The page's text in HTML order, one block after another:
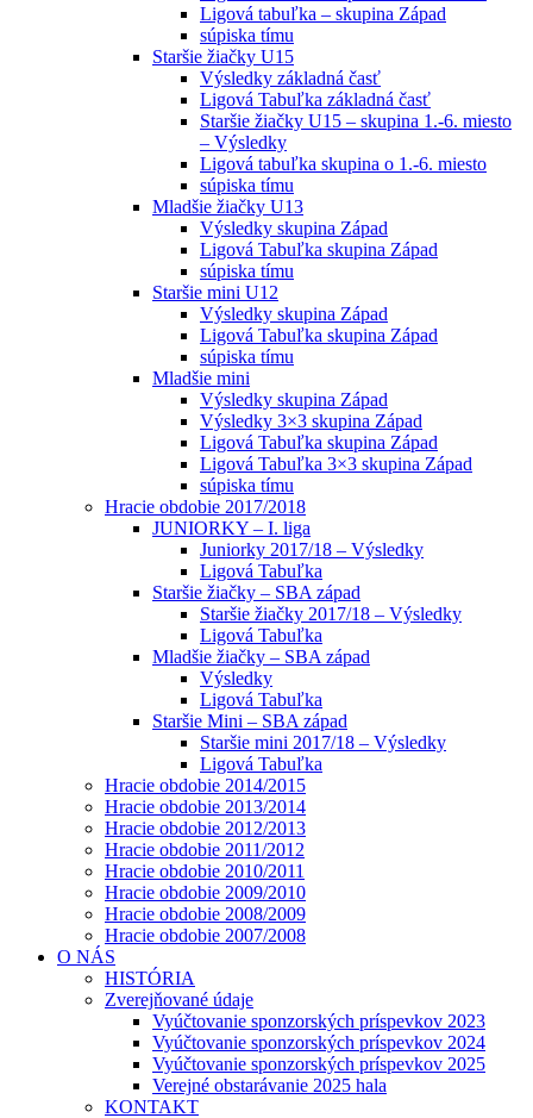
Ligová tabuľka – skupina Západ
súpiska tímu
Staršie žiačky U15
Výsledky základná časť
Ligová Tabuľka základná časť
Staršie žiačky U15 – skupina 1.-6. miesto
– Výsledky
Ligová tabuľka skupina o 1.-6. miesto
súpiska tímu
Mladšie žiačky U13
Výsledky skupina Západ
Ligová Tabuľka skupina Západ
súpiska tímu
Staršie mini U12
Výsledky skupina Západ
Ligová Tabuľka skupina Západ
súpiska tímu
Mladšie mini
Výsledky skupina Západ
Výsledky 3×3 skupina Západ
Ligová Tabuľka skupina Západ
Ligová Tabuľka 3×3 skupina Západ
súpiska tímu
Hracie obdobie 2017/2018
JUNIORKY – I. liga
Juniorky 2017/18 – Výsledky
Ligová Tabuľka
Staršie žiačky – SBA západ
Staršie žiačky 2017/18 – Výsledky
Ligová Tabuľka
Mladšie žiačky – SBA západ
Výsledky
Ligová Tabuľka
Staršie Mini – SBA západ
Staršie mini 2017/18 – Výsledky
Ligová Tabuľka
Hracie obdobie 2014/2015
Hracie obdobie 2013/2014
Hracie obdobie 2012/2013
Hracie obdobie 2011/2012
Hracie obdobie 2010/2011
Hracie obdobie 2009/2010
Hracie obdobie 2008/2009
Hracie obdobie 2007/2008
O NÁS
HISTÓRIA
Zverejňované údaje
Vyúčtovanie sponzorských príspevkov 2023
Vyúčtovanie sponzorských príspevkov 2024
Vyúčtovanie sponzorských príspevkov 2025
Verejné obstarávanie 2025 hala
KONTAKT